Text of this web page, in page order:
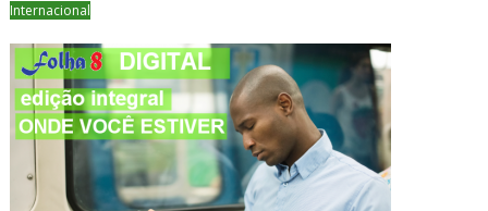
Internacional